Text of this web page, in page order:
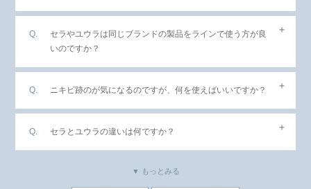
セラやユウラは同じブランドの製品をラインで使う方が良
いのですか？
ニキビ跡のが気になるのですが、何を使えばいいですか？
セラとユウラの違いは何ですか？
▼ もっとみる